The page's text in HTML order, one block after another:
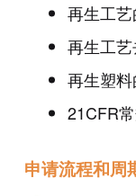
再生工
再生工艺
再生塑
21CFR
申请流程和周